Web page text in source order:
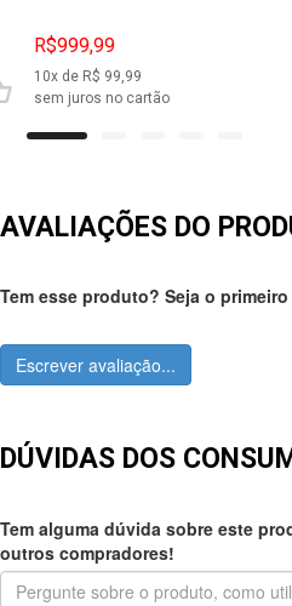
R$999,99
10x de R$ 99,99
sem juros no cartão
AVALIAÇÕES DO
Tem esse produto? Seja o
Escrever avaliação...
DÚVIDAS DOS
Tem alguma dúvida sobre este
outros compradores!